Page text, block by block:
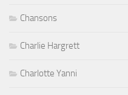
Chansons
Charlie Hargrett
Charlotte Yanni